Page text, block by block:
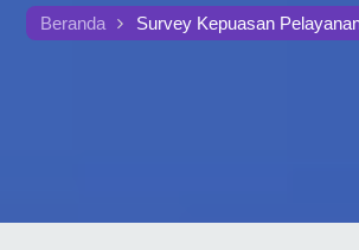
Beranda Survey Kepuasan